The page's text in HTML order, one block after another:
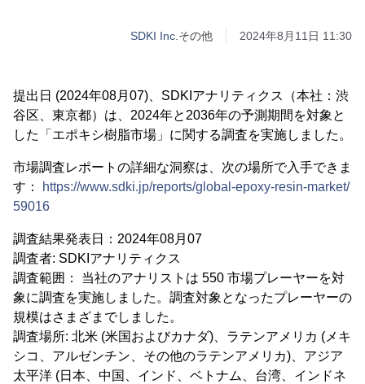
SDKI Inc. その他 2024年8月11日 11:30
提出日 (2024年08月07)、SDKIアナリティクス（本社：渋
谷区、東京都）は、2024年と2036年の予測期間を対象と
した「エポキシ樹脂市場」に関する調査を実施しました。
市場調査レポートの詳細な洞察は、次の場所で入手できま
す：
https://www.sdki.jp/reports/global-epoxy-resin-market/
59016
調査結果発表日：2024年08月07
調査者: SDKIアナリティクス
調査範囲： 当社のアナリストは 550 市場プレーヤーを対
象に調査を実施しました。調査対象となったプレーヤーの
規模はさまざまでしました。
調査場所: 北米 (米国およびカナダ)、ラテンアメリカ (メキ
シコ、アルゼンチン、その他のラテンアメリカ)、アジア
太平洋 (日本、中国、インド、ベトナム、台湾、インドネ